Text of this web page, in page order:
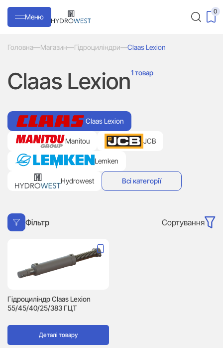
Меню
0
Головна—Магазин—Гідроциліндри—Claas Lexion
Claas Lexion1 товар
Manitou JCB
Claas Lexion
Lemken
Hydrowest Всі категорії
Фільтр Сортування
Гідроциліндр Сlaas Lexion
55/45/40/25/383 ГЦТ
Деталі товару